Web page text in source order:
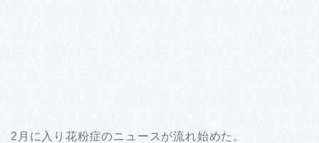
2月に入り花粉症のニュースが流れ始めた。